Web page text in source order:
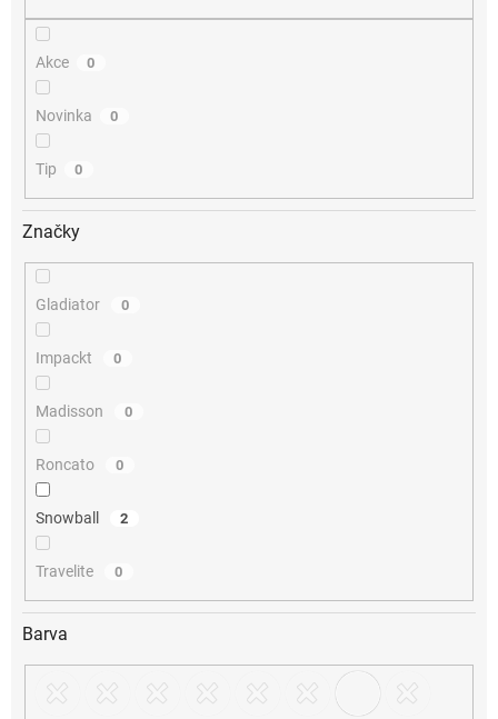
Akce 0
Novinka 0
Tip 0
Značky
Gladiator 0
Impackt 0
Madisson 0
Roncato 0
Snowball 2
Travelite 0
Barva